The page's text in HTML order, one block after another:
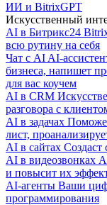
ИИ и BitrixGPT
Искусственный
AI в Битрикс24
всю рутину на себя
Чат с AI AI-
бизнеса, напишет
для вас коучем
AI в CRM
разговора с
AI в задачах
лист,
AI в сайтах
AI в видеозвонках
и повысит их
AI-агенты Ваши
программирования